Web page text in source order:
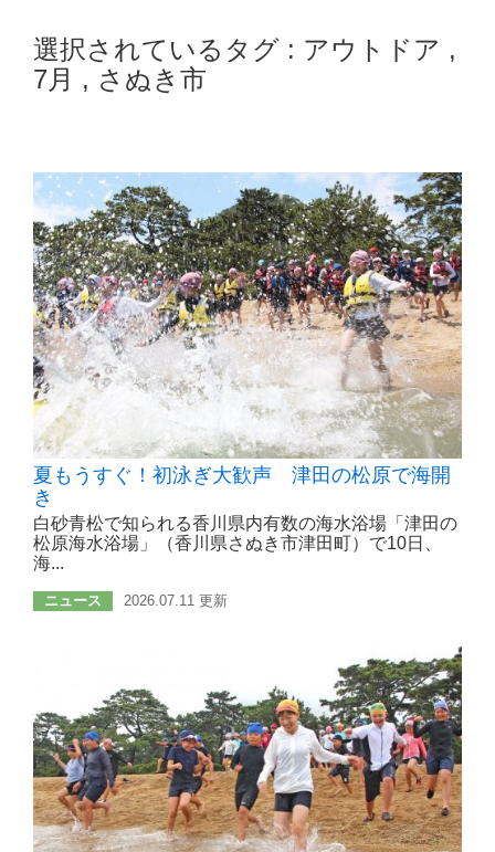
選択されているタグ : アウトドア ,
7月
, さぬき市
夏もうすぐ！初泳ぎ大歓声 津田の松原で海開
き
白砂青松で知られる香川県内有数の海水浴場「津田の
松原海水浴場」（香川県さぬき市津田町）で10日、
海...
ニュース 2026.07.11 更新